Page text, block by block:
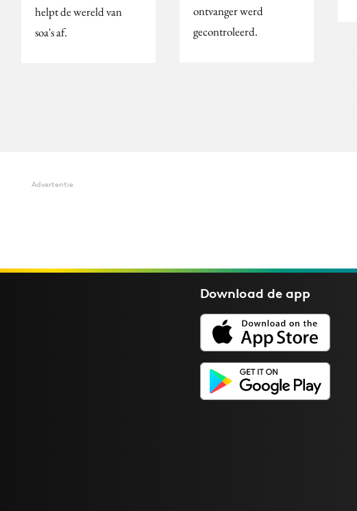
helpt de wereld van
soa's af.
ontvanger werd
gecontroleerd.
Advertentie
Download deapp